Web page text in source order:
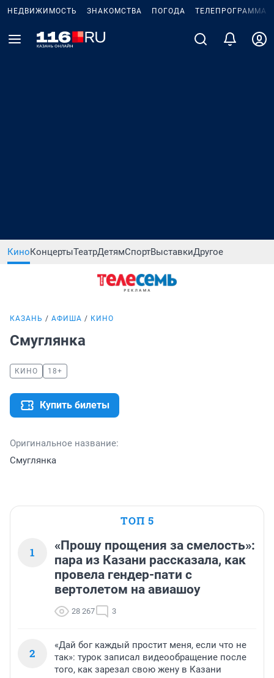
НЕДВИЖИМОСТЬ ЗНАКОМСТВА ПОГОДА ТЕЛЕПРОГРАММА
КиноКонцертыТеатрДетямСпортВыставкиДругое
КАЗАНЬ АФИША КИНО
Смуглянка
КИНО 18+
Купить билеты
Оригинальное название:
Смуглянка
ТОП 5
1
«Прошу прощения за смелость»:
пара из Казани рассказала, как
провела гендер-пати с
вертолетом на авиашоу
28 267 3
2
«Дай бог каждый простит меня, если что не
так»: турок записал видеообращение после
того, как зарезал свою жену в Казани